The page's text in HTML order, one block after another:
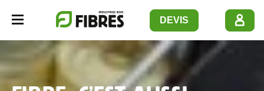
Navbar opener DEVIS
Panneau de gestion des cookies